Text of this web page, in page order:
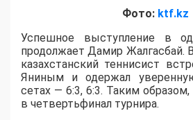
Фото: ktf.kz
Успешное выступление в
продолжает Дамир Жалгасбай.
казахстанский теннисист
Яниным и одержал
сетах — 6:3, 6:3. Таким
в четвертьфинал турнира.